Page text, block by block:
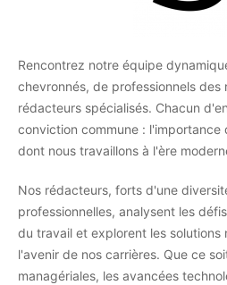
Rencontrez notre équipe
chevronnés, de professionnels des
rédacteurs spécialisés. Chacun
conviction commune : l'importance
dont nous travaillons à l'ère
Nos rédacteurs, forts d'une
professionnelles, analysent les
du travail et explorent les
l'avenir de nos carrières. Que ce
managériales, les avancées